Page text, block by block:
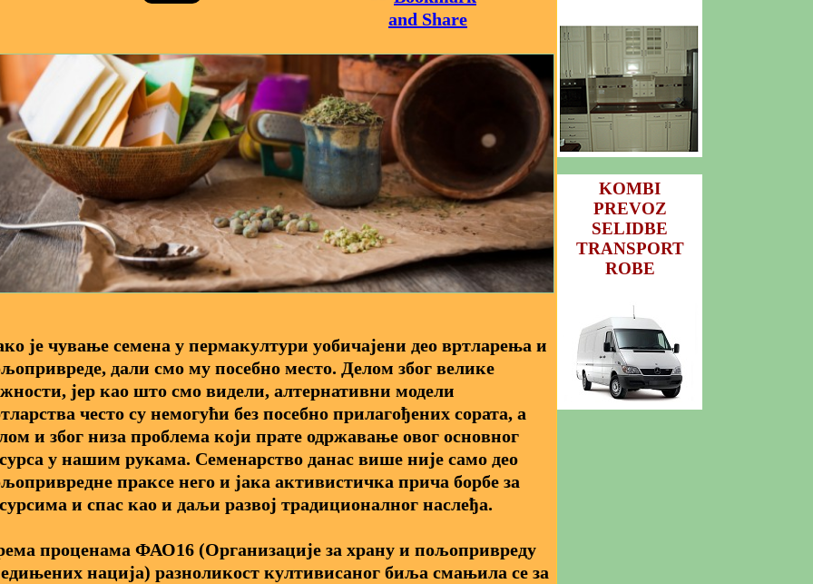
KOMBI
PREVOZ
SELIDBE
TRANSPORT
ROBE
је чување семена у пермакултури уобичајени део вртларења и
дали смо му посебно место. Делом због велике
јер као што смо видели, алтернативни модели
често су немогући без посебно прилагођених сората, а
и због низа проблема који прате одржавање овог основног
у нашим рукама. Семенарство данас више није само део
праксе него и јака активистичка прича борбе за
и спас као и даљи развој традиционалног наслеђа.
проценама ФАО16 (Организације за храну и пољопривреду
нација) разноликост култивисаног биља смањила се за